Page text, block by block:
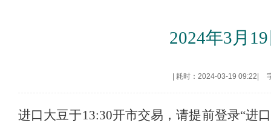
2024年3月
耗时：2024-03-19 09:22
进口大豆于13:30开市交易，请提前登录“进